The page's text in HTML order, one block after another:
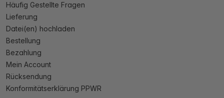
Häufig Gestellte Fragen
Lieferung
Datei(en) hochladen
Bestellung
Bezahlung
Mein Account
Rücksendung
Konformitätserklärung PPWR